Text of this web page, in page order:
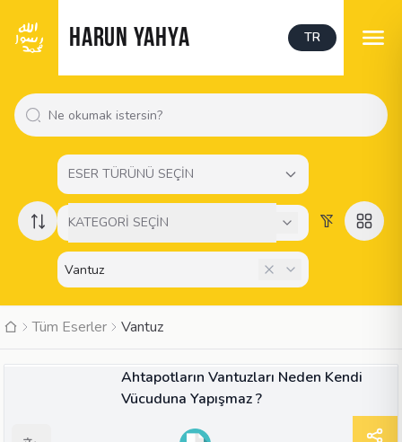
HARUN YAHYA TR
ESER TÜRÜNÜ SEÇİN
KATEGORİ SEÇİN
Tüm Eserler Vantuz
Ahtapotların Vantuzları Neden Kendi
Vücuduna Yapışmaz ?